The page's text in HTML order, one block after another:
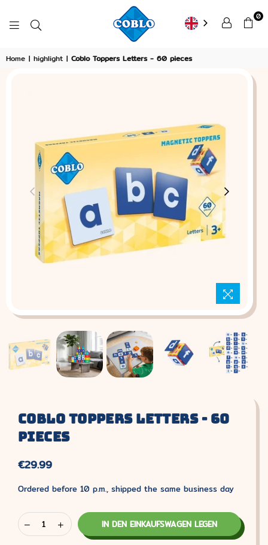
COBLO
0
Home | highlight | Coblo Toppers Letters - 60 pieces
Coblo Toppers Letters - 60
Pieces
Regular
price
€29.99
Ordered before 10 p.m., shipped the same business day
IN DEN EINKAUFSWAGEN LEGEN